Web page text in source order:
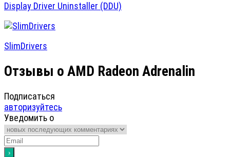
Display Driver Uninstaller (DDU)
SlimDrivers
Отзывы о AMD Radeon Adrenalin
Подписаться
авторизуйтесь
Уведомить о